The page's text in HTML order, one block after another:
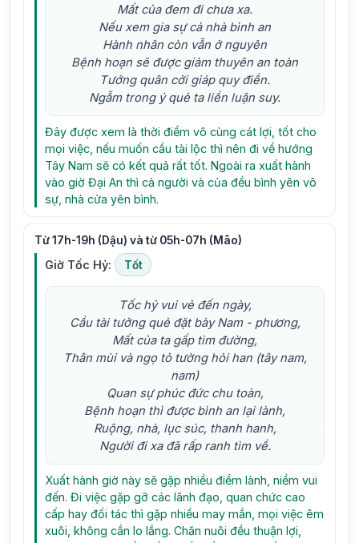
Mất của đem đi chưa xa.
Nếu xem gia sự cả nhà bình an
Hành nhân còn vẫn ở nguyên
Bệnh hoạn sẽ được giảm thuyên an toàn
Tướng quân cởi giáp quy điền.
Ngẫm trong ý quẻ ta liền luận suy.
Đây được xem là thời điểm vô cùng cát lợi, tốt cho
mọi việc, nếu muốn cầu tài lộc thì nên đi về hướng
Tây Nam sẽ có kết quả rất tốt. Ngoài ra xuất hành
vào giờ Đại An thì cả người và của đều bình yên vô
sự, nhà cửa yên bình.
Từ 17h-19h (Dậu) và từ 05h-07h (Mão)
Giờ Tốc Hỷ: Tốt
Tốc hỷ vui vẻ đến ngày,
Cầu tài tưởng quẻ đặt bày Nam - phương,
Mất của ta gấp tìm đường,
Thân mùi và ngọ tỏ tường hỏi han (tây nam,
nam)
Quan sự phúc đức chu toàn,
Bệnh hoạn thì được bình an lại lành,
Ruộng, nhà, lục súc, thanh hanh,
Người đi xa đã rấp ranh tìm về.
Xuất hành giờ này sẽ gặp nhiều điềm lành, niềm vui
đến. Đi việc gặp gỡ các lãnh đạo, quan chức cao
cấp hay đối tác thì gặp nhiều may mắn, mọi việc êm
xuôi, không cần lo lắng. Chăn nuôi đều thuận lợi,